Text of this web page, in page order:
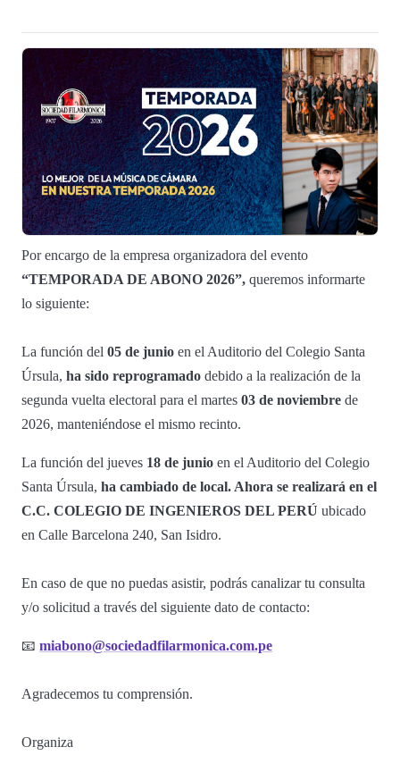
Por encargo de la empresa organizadora del evento
“TEMPORADA DE ABONO 2026”, queremos informarte
lo siguiente:
La función del 05 de junio en el Auditorio del Colegio Santa
Úrsula, ha sido reprogramado debido a la realización de la
segunda vuelta electoral para el martes 03 de noviembre de
2026, manteniéndose el mismo recinto.
La función del jueves 18 de junio en el Auditorio del Colegio
Santa Úrsula, ha cambiado de local. Ahora se realizará en el
C.C. COLEGIO DE INGENIEROS DEL PERÚ ubicado
en Calle Barcelona 240, San Isidro.
En caso de que no puedas asistir, podrás canalizar tu consulta
y/o solicitud a través del siguiente dato de contacto:
📧 miabono@sociedadfilarmonica.com.pe
Agradecemos tu comprensión.
Organiza